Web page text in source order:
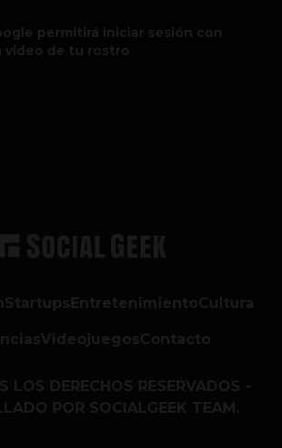
permitirá iniciar sesión con
video de tu rostro